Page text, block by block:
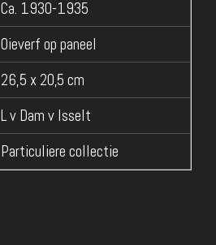
Ca. 1930-1935
Oieverf op paneel
26,5 x 20,5 cm
L v Dam v Isselt
Particuliere collectie